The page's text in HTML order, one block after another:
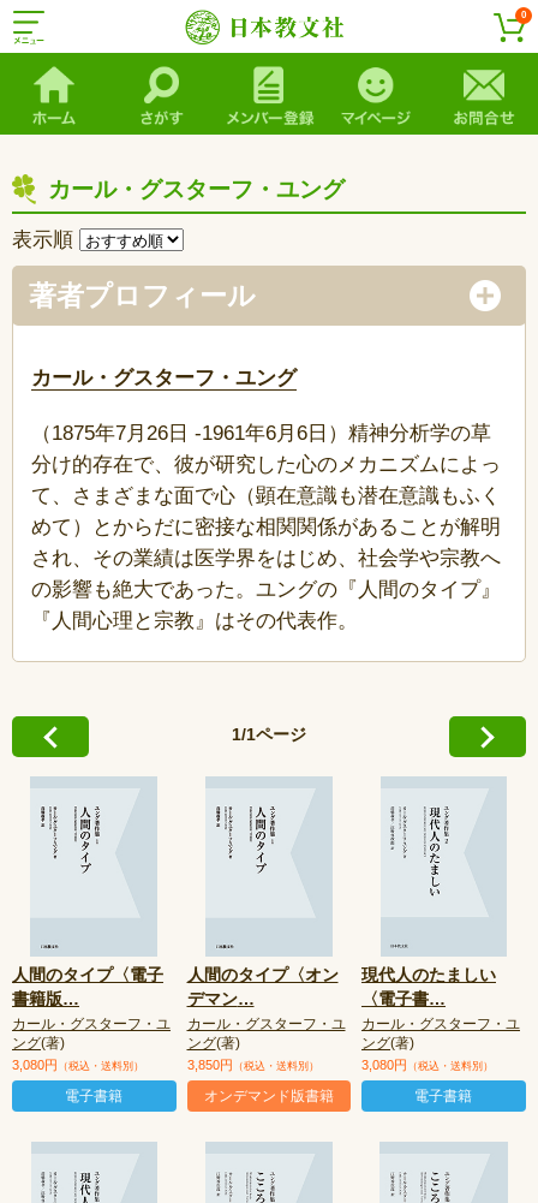
0
カール・グスターフ・ユング
表示順
著者プロフィール
カール・グスターフ・ユング
（1875年7月26日 -1961年6月6日）精神分析学の草
分け的存在で、彼が研究した心のメカニズムによっ
て、さまざまな面で心（顕在意識も潜在意識もふく
めて）とからだに密接な相関関係があることが解明
され、その業績は医学界をはじめ、社会学や宗教へ
の影響も絶大であった。ユングの『人間のタイプ』
『人間心理と宗教』はその代表作。
1/1ページ
人間のタイプ〈電子
書籍版…
カール・グスターフ・ユ
ング(著)
3,080円 （税込・送料別）
電子書籍
人間のタイプ〈オン
デマン…
カール・グスターフ・ユ
ング(著)
3,850円 （税込・送料別）
オンデマンド版書籍
現代人のたましい
〈電子書…
カール・グスターフ・ユ
ング(著)
3,080円 （税込・送料別）
電子書籍